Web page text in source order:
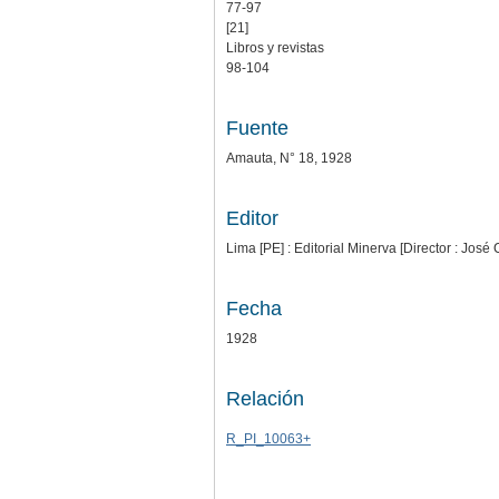
77-97
[21]
Libros y revistas
98-104
Fuente
Amauta, N° 18, 1928
Editor
Lima [PE] : Editorial Minerva [Director : José
Fecha
1928
Relación
R_PI_10063+